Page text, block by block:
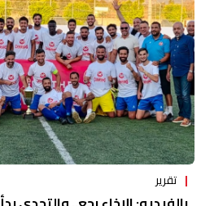
تقرير